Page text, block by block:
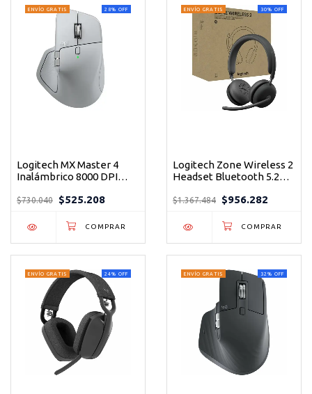
28% OFF
ENVÍO GRATIS
Logitech MX Master 4
Inalámbrico 8000 DPI
mouse ergonómico
productividad
$730.040 $525.208
30% OFF
ENVÍO GRATIS
Logitech Zone Wireless 2
Headset Bluetooth 5.2
Concentración total en
$1.367.484 $956.282
24% OFF
ENVÍO GRATIS 32 % OFF
ENVÍO GRATIS